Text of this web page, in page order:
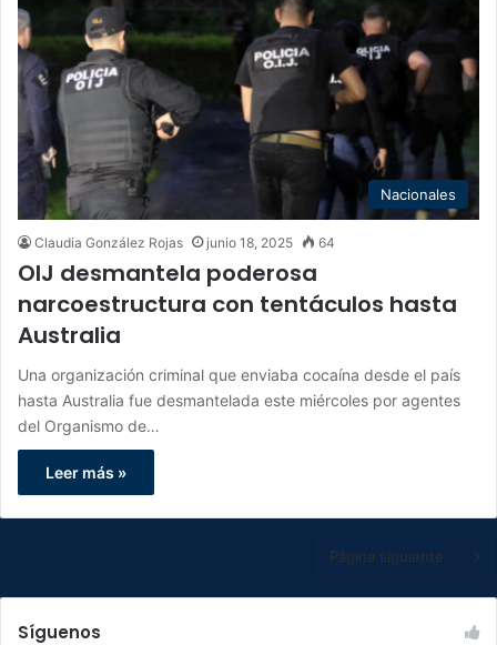
Nacionales
Claudia González Rojas junio 18, 2025 64
OIJ desmantela poderosa
narcoestructura con tentáculos hasta
Australia
Una organización criminal que enviaba cocaína desde el país
hasta Australia fue desmantelada este miércoles por agentes
del Organismo de…
Leer más »
Página siguiente
Síguenos